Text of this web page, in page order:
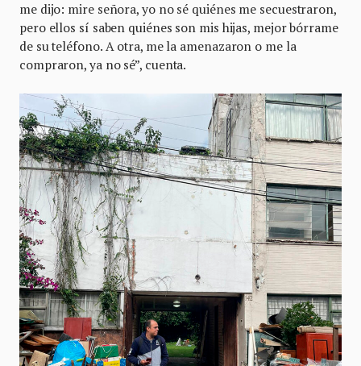
me dijo: mire señora, yo no sé quiénes me secuestraron,
pero ellos sí saben quiénes son mis hijas, mejor bórrame
de su teléfono. A otra, me la amenazaron o me la
compraron, ya no sé”, cuenta.